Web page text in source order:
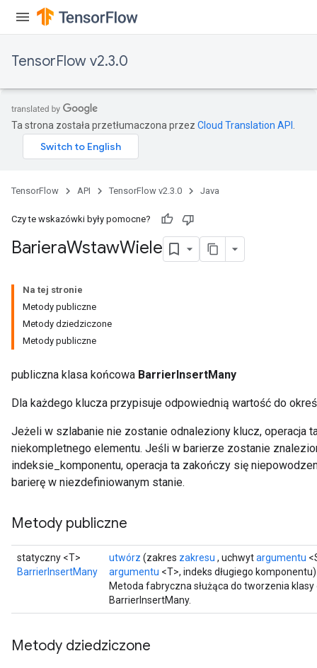
TensorFlow v2.3.0
Ta strona została przetłumaczona przez Cloud Translation API
TensorFlow API TensorFlow v2.3.0 Java
Czy te wskazówki były pomocne?
BarieraWstawWiele
Na tej stronie
Metody publiczne
Metody dziedziczone
Metody publiczne
publiczna klasa końcowa BarrierInsertMany
Dla każdego klucza przypisuje odpowiednią wartość do
Jeżeli w szlabanie nie zostanie odnaleziony klucz, operacja
niekompletnego elementu. Jeśli w barierze zostanie
indeksie_komponentu, operacja ta zakończy się
barierę w niezdefiniowanym stanie.
Metody publiczne
statyczny <T>
BarrierInsertMany
utwórz (zakres zakresu , uchwytargumentu
argumentu <T>, indeks długiego komponentu)
Metoda fabryczna służąca do tworzenia
BarrierInsertMany.
Metody dziedziczone